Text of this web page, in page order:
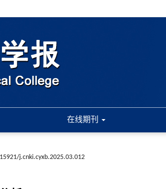
在线期刊
j.cnki.cyxb.2025.03.012